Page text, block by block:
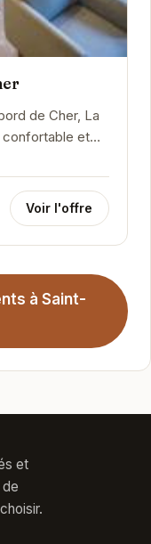
de Cher, La
confortable et
dans...
Voir l'offre
à Saint-
et